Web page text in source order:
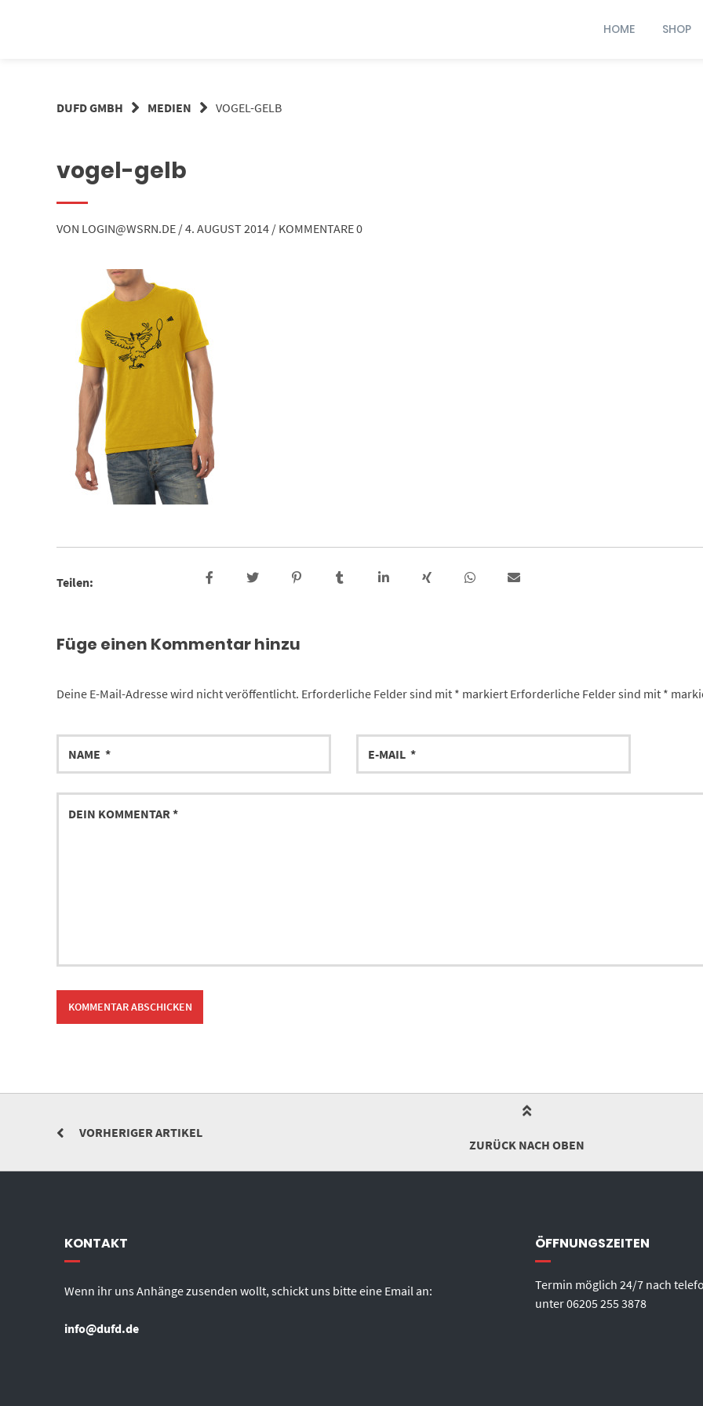
HOME SHOP
DUFD GMBH MEDIEN VOGEL-GELB
vogel-gelb
VON LOGIN@WSRN.DE /4. AUGUST 2014 / KOMMENTARE 0
Teilen:
Füge einen Kommentar hinzu
Deine E-Mail-Adresse wird nicht veröffentlicht. Erforderliche Felder sind mit * markiertErforderliche Felder sind mit *
VORHERIGER ARTIKEL
ZURÜCK NACH OBEN
KONTAKT
Wenn ihr uns Anhänge zusenden wollt, schickt uns bitte eine Email an:
info@dufd.de
ÖFFNUNGSZEITEN
Termin möglich 24/7 nach
unter06205 255 3878